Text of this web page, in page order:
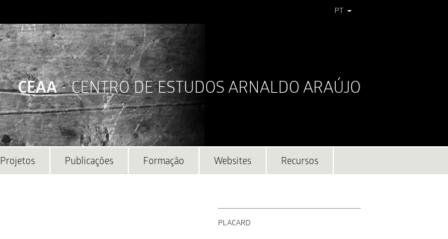
PT
CEAA- CENTRO DE ESTUDOS ARNALDO ARAÚJO
Projetos Publicações Formação Websites Recursos
PLACARD